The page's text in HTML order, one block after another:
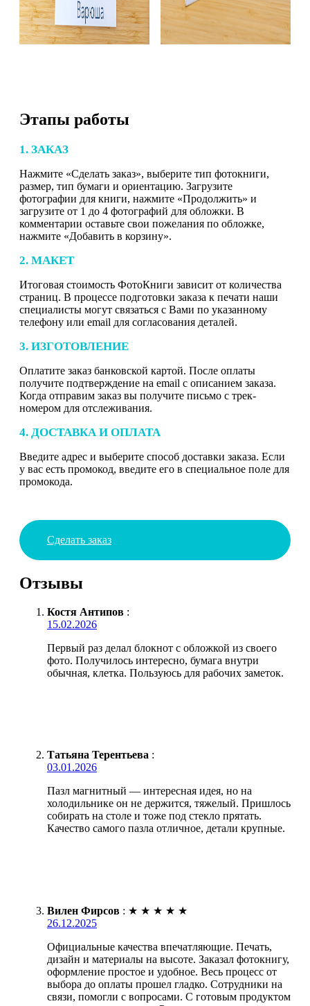
Этапы работы
1. ЗАКАЗ
Нажмите «Сделать заказ», выберите тип фотокниги,
размер, тип бумаги и ориентацию. Загрузите
фотографии для книги, нажмите «Продолжить» и
загрузите от 1 до 4 фотографий для обложки. В
комментарии оставьте свои пожелания по обложке,
нажмите «Добавить в корзину».
2. МАКЕТ
Итоговая стоимость ФотоКниги зависит от количества
страниц. В процессе подготовки заказа к печати наши
специалисты могут связаться с Вами по указанному
телефону или email для согласования деталей.
3. ИЗГОТОВЛЕНИЕ
Оплатите заказ банковской картой. После оплаты
получите подтверждение на email с описанием заказа.
Когда отправим заказ вы получите письмо с трек-
номером для отслеживания.
4. ДОСТАВКА И ОПЛАТА
Введите адрес и выберите способ доставки заказа. Если
у вас есть промокод, введите его в специальное поле для
промокода.
Сделать заказ
Отзывы
Костя Антипов :
15.02.2026
Первый раз делал блокнот с обложкой из своего
фото. Получилось интересно, бумага внутри
обычная, клетка. Пользуюсь для рабочих заметок.
Татьяна Терентьева :
03.01.2026
Пазл магнитный — интересная идея, но на
холодильнике он не держится, тяжелый. Пришлось
собирать на столе и тоже под стекло прятать.
Качество самого пазла отличное, детали крупные.
Вилен Фирсов : ★ ★ ★ ★ ★
26.12.2025
Официальные качества впечатляющие. Печать,
дизайн и материалы на высоте. Заказал фотокнигу,
оформление простое и удобное. Весь процесс от
выбора до оплаты прошел гладко. Сотрудники на
связи, помогли с вопросами. С готовым продуктом